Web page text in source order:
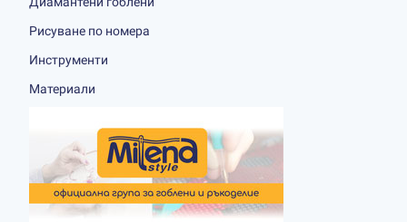
Рисуване по номера
Инструменти
Материали